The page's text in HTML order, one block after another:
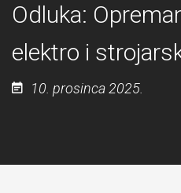
Odluka:
elektro i
10. prosinca 2025.